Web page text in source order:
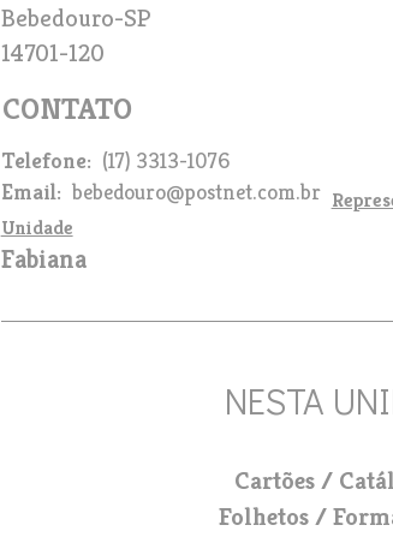
Bebedouro-SP
14701-120
Telefone
(17) 3313-1076
Email bebedouro@postnet.com.br
Unidade
Fabiana
Cartões
Folhetos